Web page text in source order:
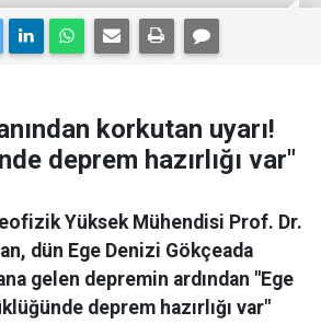
korkutan uyarı!
deprem hazırlığı var"
Yüksek Mühendisi Prof. Dr.
dün Ege Denizi Gökçeada
gelen depremin ardından "Ege
deprem hazırlığı var"